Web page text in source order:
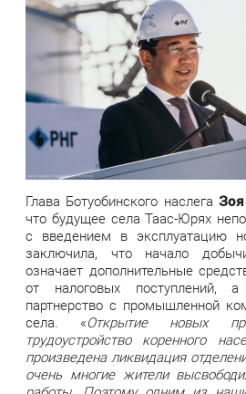
Глава Ботуобинского наслега
что будущее села Таас-Юрях
с введением в эксплуатацию
заключила, что начало
означает дополнительные
от налоговых поступлений,
партнерство с промышленной
села. «Открытие новых
трудоустройство коренного
произведена ликвидация
очень многие жители